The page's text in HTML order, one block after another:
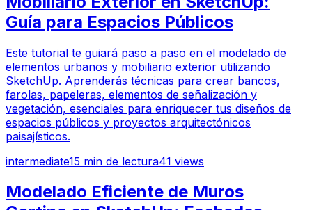
Guía para Espacios Públicos
Este tutorial te guiará paso a paso en el modelado de
elementos urbanos y mobiliario exterior utilizando
SketchUp. Aprenderás técnicas para crear bancos,
farolas, papeleras, elementos de señalización y
vegetación, esenciales para enriquecer tus diseños de
espacios públicos y proyectos arquitectónicos
paisajísticos.
intermediate15 min de lectura41 views
Modelado Eficiente de Muros